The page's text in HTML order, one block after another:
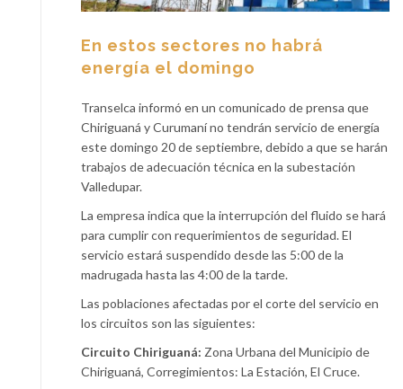
En estos sectores no habrá
energía el domingo
Transelca informó en un comunicado de prensa que
Chiriguaná y Curumaní no tendrán servicio de energía
este domingo 20 de septiembre, debido a que se harán
trabajos de adecuación técnica en la subestación
Valledupar.
La empresa indica que la interrupción del fluido se hará
para cumplir con requerimientos de seguridad. El
servicio estará suspendido desde las 5:00 de la
madrugada hasta las 4:00 de la tarde.
Las poblaciones afectadas por el corte del servicio en
los circuitos son las siguientes:
Circuito Chiriguaná: Zona Urbana del Municipio de
Chiriguaná, Corregimientos: La Estación, El Cruce.